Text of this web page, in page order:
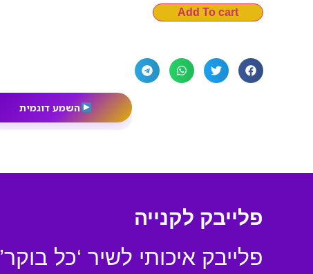
Add To cart
השמע דוגמית
פלייבק לקנייה
פלייבק איכותי לשיר ‘כל בוקר’